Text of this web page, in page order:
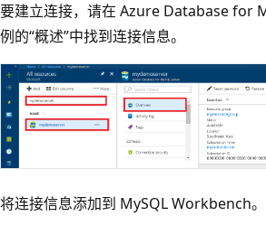
要建立连接，请在 Azure Database for
例的“概述”中找到连接信息。
将连接信息添加到 MySQL Workbench。